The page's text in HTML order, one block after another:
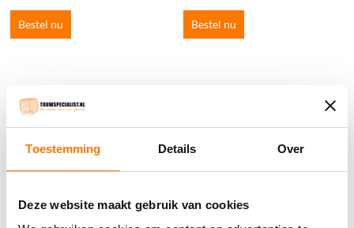
Toestemming Details Over
Deze website maakt gebruik van cookies
Bestel nu Bestel nu
Winkelwagen
֍ Deskundig advies en gratis proefstukjes.